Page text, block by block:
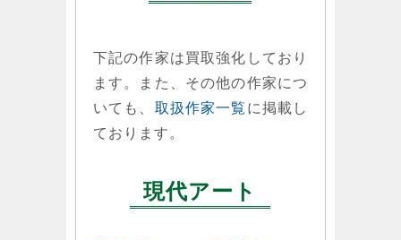
下記の作家は買取強化しており
ます。また、その他の作家につ
いても、 取扱作家一覧 に掲載し
ております。
現代アート